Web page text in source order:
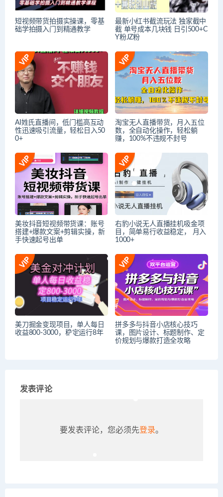
短视频带货拍摄实操课，零基
础学拍摄入门到精通教学
最新小红书截流玩法 独家截中
截 单号成本几块钱 日引500+C
Y粉JZ粉
AI姓氏直播间，低门槛高互动
性迅速吸引流量，轻松日入50
0+
淘宝无人直播带货，月入五位
数，全自动化操作，轻松躺
赚，100%不违规不封号
美妆抖音短视频带货课：账号
搭建+爆款文案+剪辑实操，新
手快速起号出单
右豹小说无人直播挂机吸金项
目，简单易行收益稳定， 月入
1000+
美刀掘金变现项目，单人每日
收益800-3000，稳定运行8年
拼多多与抖音小店核心技巧
课，图片设计、标题制作、定
价规划与爆款打造全攻略
发表评论
要发表评论，您必须先登录。